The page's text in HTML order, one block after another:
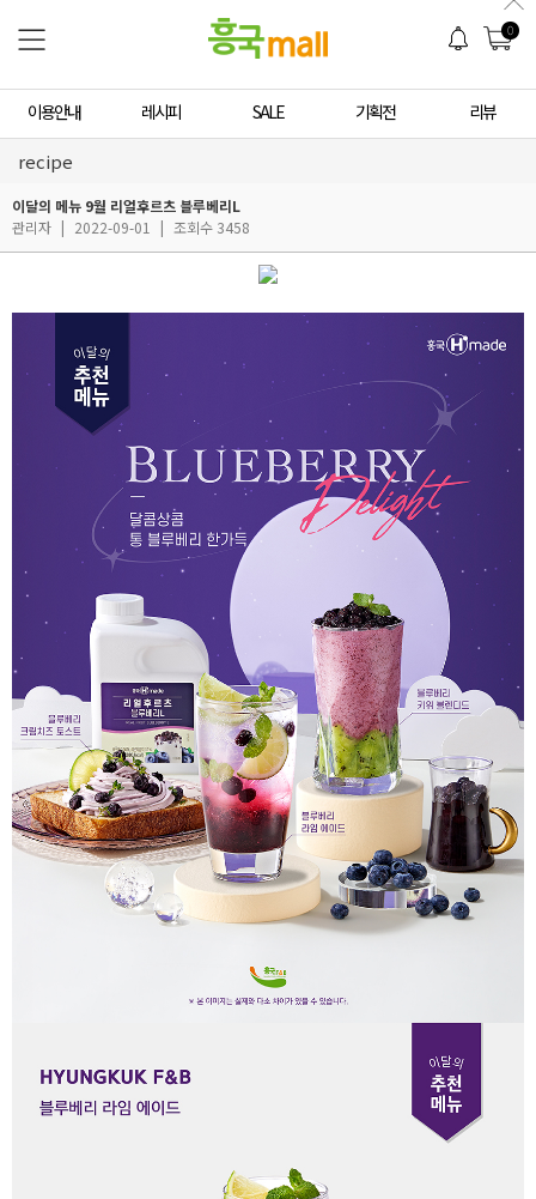
0
이용안내 레시피 SALE 기획전 리뷰
recipe
이달의 메뉴 9월 리얼후르츠 블루베리L
관리자 | 2022-09-01 | 조회수 3458